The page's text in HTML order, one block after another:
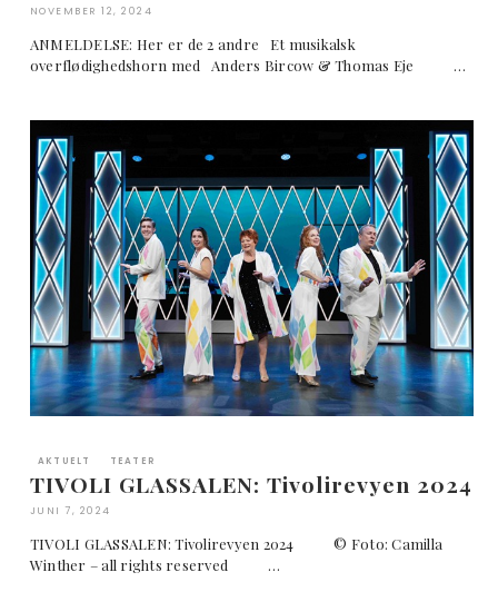
NOVEMBER 12, 2024
ANMELDELSE: Her er de 2 andre Et musikalsk
overflødighedshorn med Anders Bircow & Thomas Eje …
AKTUELT TEATER
TIVOLI GLASSALEN: Tivolirevyen 2024
JUNI 7, 2024
TIVOLI GLASSALEN: Tivolirevyen 2024 © Foto: Camilla
Winther – all rights reserved …